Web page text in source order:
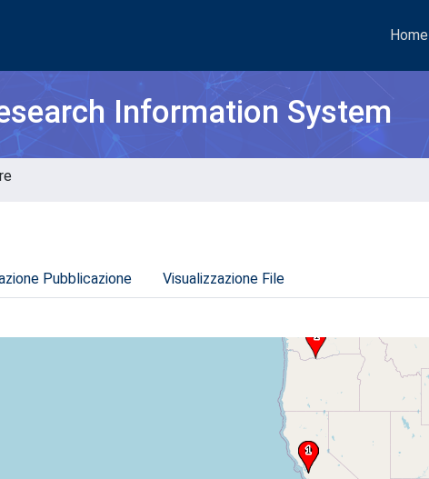
Home
Information System
Pubblicazione Visualizzazione File